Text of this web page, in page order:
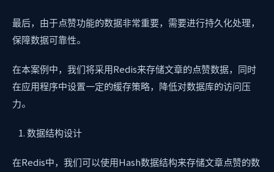
最后，由于点赞功能的数据非常重要，需要进行持久化处理，
保障数据可靠性。
在本案例中，我们将采用Redis来存储文章的点赞数据，同时
在应用程序中设置一定的缓存策略，降低对数据库的访问压
力。
数据结构设计
在Redis中，我们可以使用Hash数据结构来存储文章点赞的数